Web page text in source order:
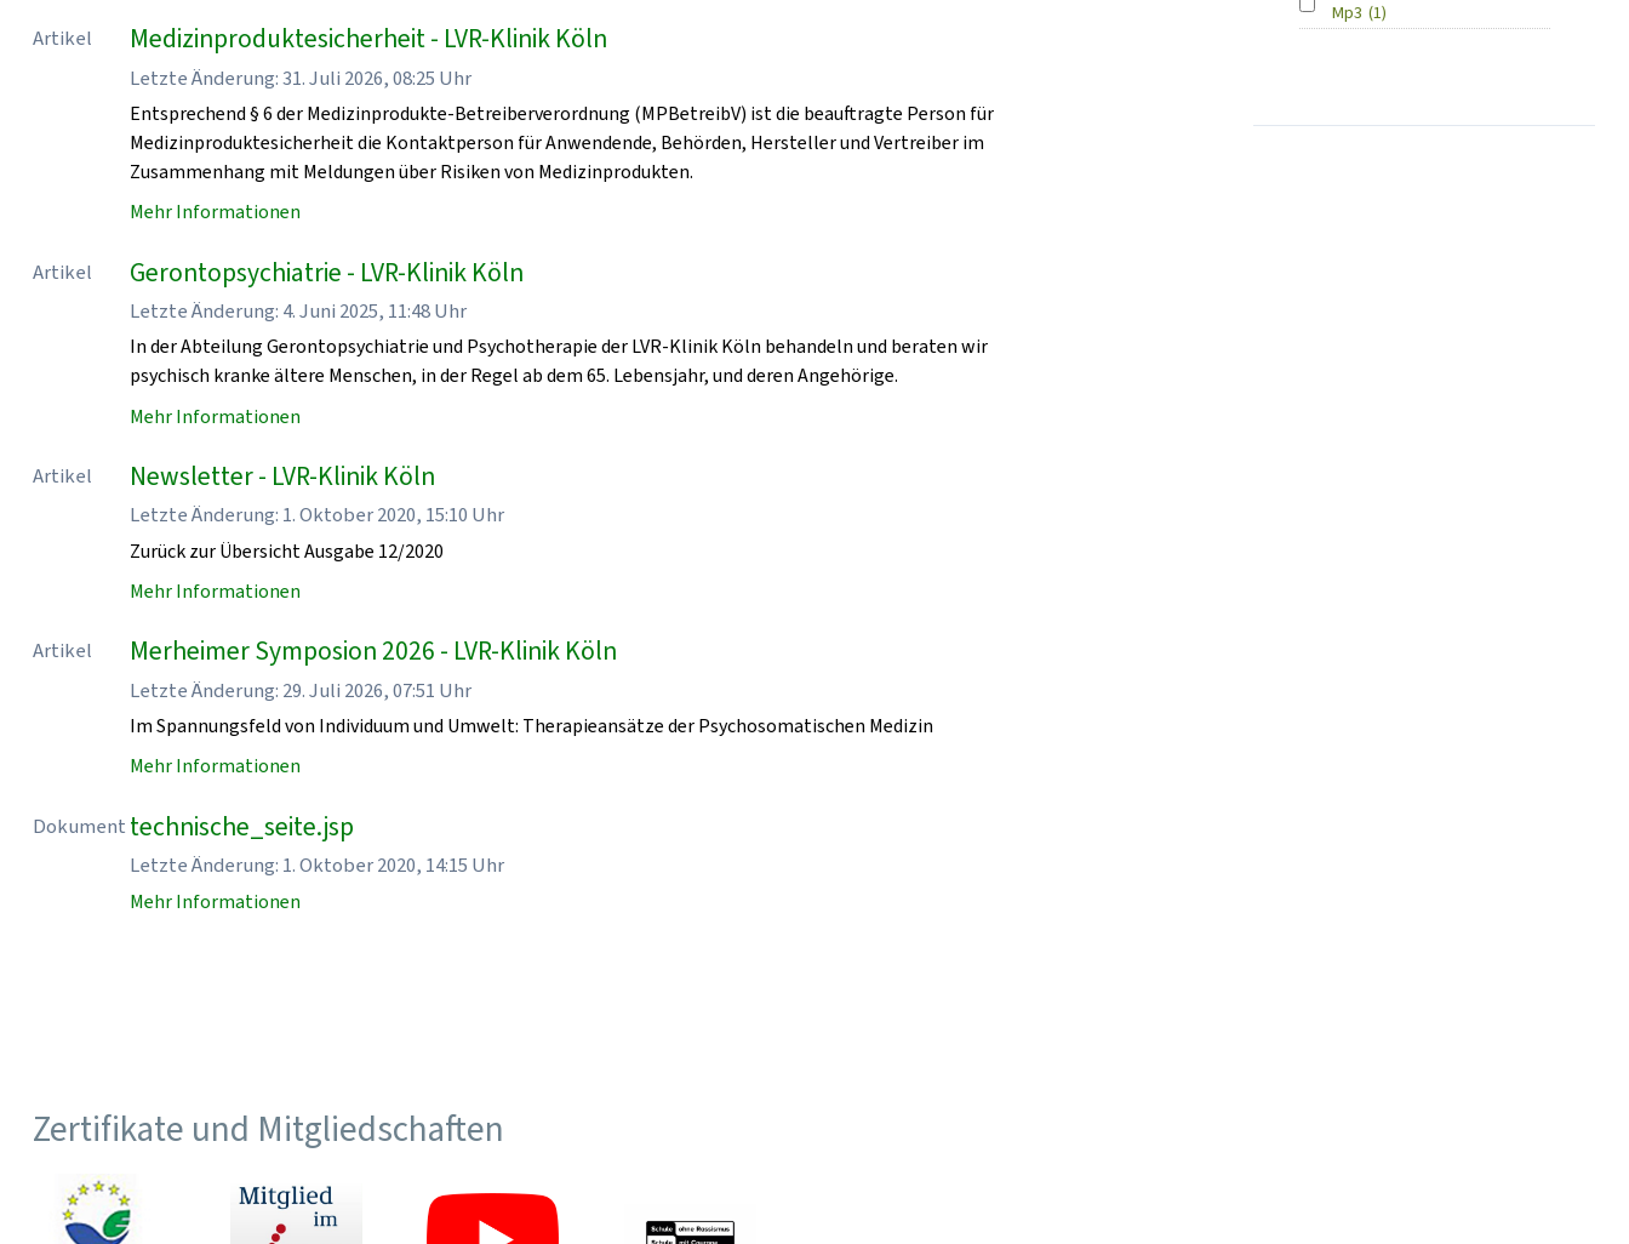
Artikel Medizinproduktesicherheit - LVR-Klinik Köln
Letzte Änderung: 31. Juli 2026, 08:25 Uhr
Entsprechend § 6 der Medizinprodukte-Betreiberverordnung (MPBetreibV) ist die beauftragte Person für
Medizinproduktesicherheit die Kontaktperson für Anwendende, Behörden, Hersteller und Vertreiber im
Zusammenhang mit Meldungen über Risiken von Medizinprodukten.
Mehr Informationen
Artikel Gerontopsychiatrie - LVR-Klinik Köln
Letzte Änderung: 4. Juni 2025, 11:48 Uhr
In der Abteilung Gerontopsychiatrie und Psychotherapie der LVR-Klinik Köln behandeln und beraten wir
psychisch kranke ältere Menschen, in der Regel ab dem 65. Lebensjahr, und deren Angehörige.
Mehr Informationen
Artikel Newsletter - LVR-Klinik Köln
Letzte Änderung: 1. Oktober 2020, 15:10 Uhr
Zurück zur Übersicht Ausgabe 12/2020
Mehr Informationen
Artikel Merheimer Symposion 2026 - LVR-Klinik Köln
Letzte Änderung: 29. Juli 2026, 07:51 Uhr
Im Spannungsfeld von Individuum und Umwelt: Therapieansätze der Psychosomatischen Medizin
Mehr Informationen
Dokument technische_seite.jsp
Letzte Änderung: 1. Oktober 2020, 14:15 Uhr
Mehr Informationen
Mp3 (1)
Zertifikate und Mitgliedschaften